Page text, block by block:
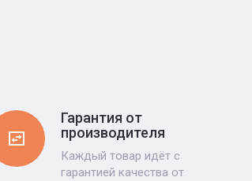
Гарантия от
производителя
Каждый товар идёт с
гарантией качества от